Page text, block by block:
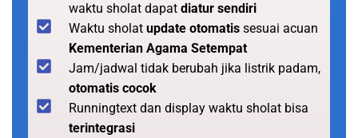
waktu sholat dapat diatur sendiri
Waktu sholat update otomatis sesuai acuan
Kementerian Agama Setempat
Jam/jadwal tidak berubah jika listrik padam,
otomatis cocok
Runningtext dan display waktu sholat bisa
terintegrasi